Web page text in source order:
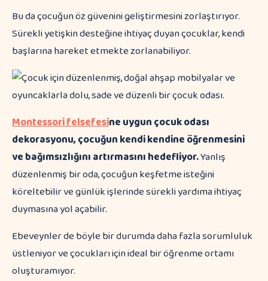
Bu da çocuğun öz güvenini geliştirmesini zorlaştırıyor.
Sürekli yetişkin desteğine ihtiyaç duyan çocuklar, kendi
başlarına hareket etmekte zorlanabiliyor.
Montessori felsefesine uygun çocuk odası
dekorasyonu, çocuğun kendi kendine öğrenmesini
ve bağımsızlığını artırmasını hedefliyor.Yanlış
düzenlenmiş bir oda, çocuğun keşfetme isteğini
köreltebilir ve günlük işlerinde sürekli yardıma ihtiyaç
duymasına yol açabilir.
Ebeveynler de böyle bir durumda daha fazla sorumluluk
üstleniyor ve çocukları için ideal bir öğrenme ortamı
oluşturamıyor.